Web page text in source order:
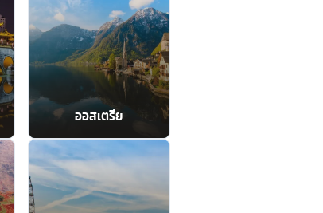
ออสเตรีย